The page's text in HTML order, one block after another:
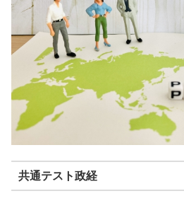
共通テスト政経